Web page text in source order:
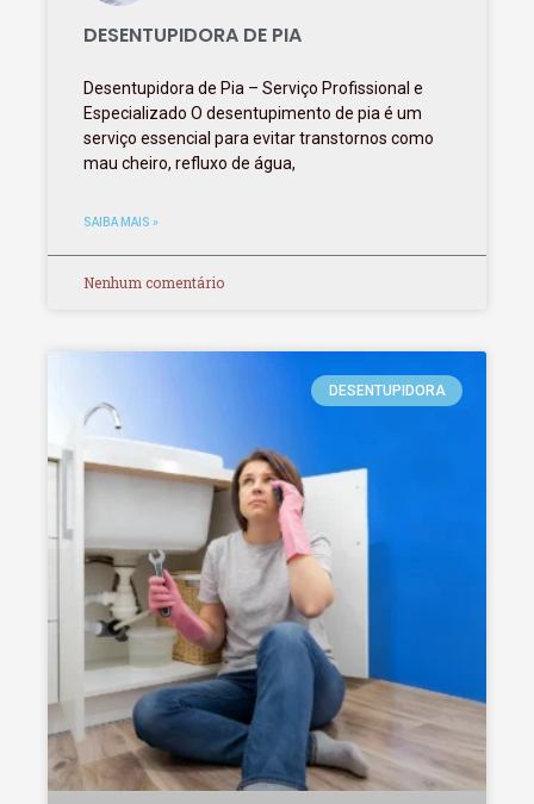
DESENTUPIDORA DE PIA
Desentupidora de Pia – Serviço Profissional e
Especializado O desentupimento de pia é um
serviço essencial para evitar transtornos como
mau cheiro, refluxo de água,
SAIBA MAIS »
Nenhum comentário
DESENTUPIDORA